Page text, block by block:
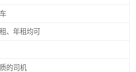
、年租均可
的司机